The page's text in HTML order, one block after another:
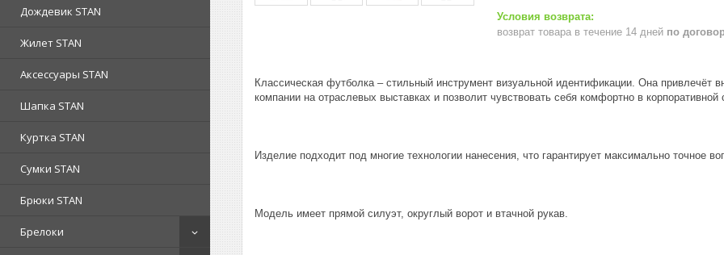
Дождевик STAN
Жилет STAN
Аксессуары STAN
Шапка STAN
Куртка STAN
Сумки STAN
Брюки STAN
Брелоки
возврат товара в течение 14 дней по
Классическая футболка – стильный инструмент визуальной идентификации. Она привлечёт
компании на отраслевых выставках и позволит чувствовать себя комфортно в корпоративной
Изделие подходит под многие технологии нанесения, что гарантирует максимально точное
Модель имеет прямой силуэт, округлый ворот и втачной рукав.